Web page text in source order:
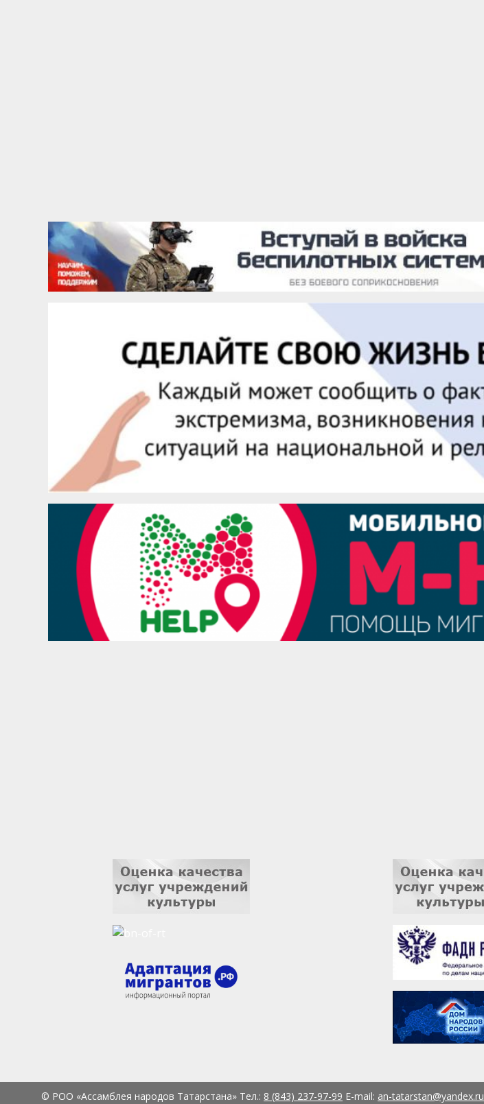
© РОО «Ассамблея народов Татарстана» Тел.: 8 (843) 237-97-99 E-mail: an-tatarstan@yandex.ru